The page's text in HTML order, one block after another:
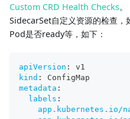
Custom CRD Health Checks
SidecarSet自定义资源的检查，
Pod是否ready等，如下：
apiVersion :
v1
kind :
ConfigMap
metadata :
labels :
app.kubernetes.io/